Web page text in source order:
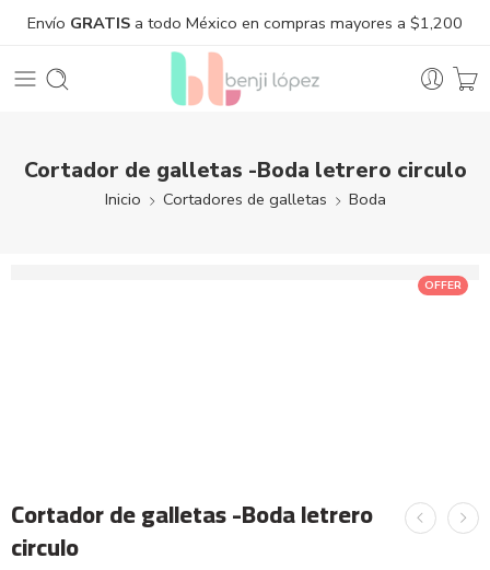
Envío GRATIS a todo México en compras mayores a $1,200
Cortador de galletas -Boda letrero circulo
Inicio Cortadores de galletas Boda
OFFER
Cortador de galletas -Boda letrero
circulo